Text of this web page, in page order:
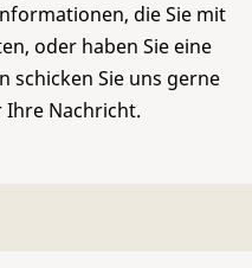
die Sie mit
oder haben Sie eine
schicken Sie uns gerne
Ihre Nachricht.